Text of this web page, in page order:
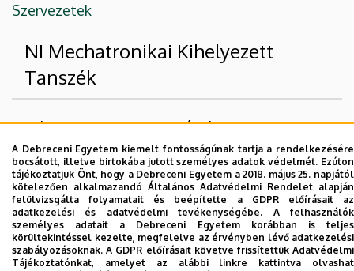
Szervezetek
NI Mechatronikai Kihelyezett
Tanszék
Felettes szervezeti egységek
Debreceni Egyetem
Műszaki Kar
Nincs találat.
A Debreceni Egyetem kiemelt fontosságúnak tartja a rendelkezésére
bocsátott, illetve birtokába jutott személyes adatok védelmét. Ezúton
tájékoztatjuk Önt, hogy a Debreceni Egyetem a 2018. május 25. napjától
kötelezően alkalmazandó Általános Adatvédelmi Rendelet alapján
felülvizsgálta folyamatait és beépítette a GDPR előírásait az
adatkezelési és adatvédelmi tevékenységébe. A felhasználók
személyes adatait a Debreceni Egyetem korábban is teljes
körültekintéssel kezelte, megfelelve az érvényben lévő adatkezelési
szabályozásoknak. A GDPR előírásait követve frissítettük Adatvédelmi
Tájékoztatónkat, amelyet az alábbi linkre kattintva olvashat